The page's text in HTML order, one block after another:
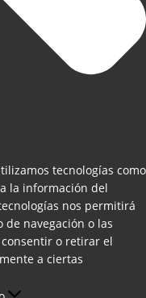
tecnologías como
la información del
nos permitirá
navegación o las
o retirar el
a ciertas